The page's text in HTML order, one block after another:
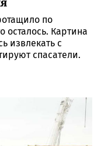
по
осталось. Картина
извлекать с
спасатели.